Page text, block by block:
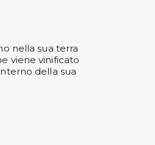
nella sua terra
viene vinificato
della sua
della